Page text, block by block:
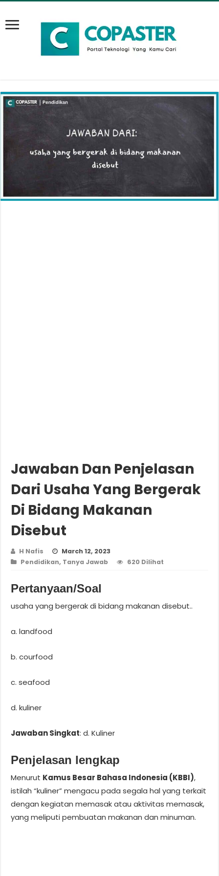
Jawaban Dan Penjelasan
Dari Usaha Yang Bergerak
Di Bidang Makanan
Disebut
H Nafis
March 12, 2023
Pendidikan, Tanya Jawab 620 Dilihat
Pertanyaan/Soal
usaha yang bergerak di bidang makanan disebut..
a. landfood
b. courfood
c. seafood
d. kuliner
Jawaban Singkat: d. Kuliner
Penjelasan lengkap
Menurut Kamus Besar Bahasa Indonesia (KBBI),
istilah “kuliner” mengacu pada segala hal yang terkait
dengan kegiatan memasak atau aktivitas memasak,
yang meliputi pembuatan makanan dan minuman.